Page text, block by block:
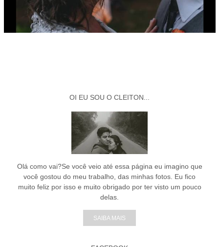
OI EU SOU O CLEITON...
Olá como vai?Se você veio até essa página eu imagino que
você gostou do meu trabalho, das minhas fotos. Eu fico
muito feliz por isso e muito obrigado por ter visto um pouco
delas.
SAIBA MAIS